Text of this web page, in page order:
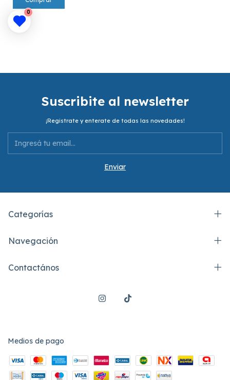
Suscribite al newsletter
¡Registrate y enterate de todas las novedades!
Categorías
Navegación
Contactános
Medios de pago
0